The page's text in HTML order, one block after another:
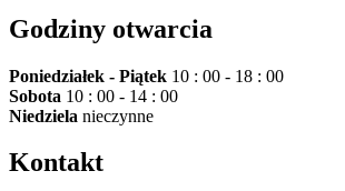
Godziny otwarcia
Poniedziałek - Piątek 10 : 00 - 18 : 00
Sobota 10 : 00 - 14 : 00
Niedziela nieczynne
Kontakt